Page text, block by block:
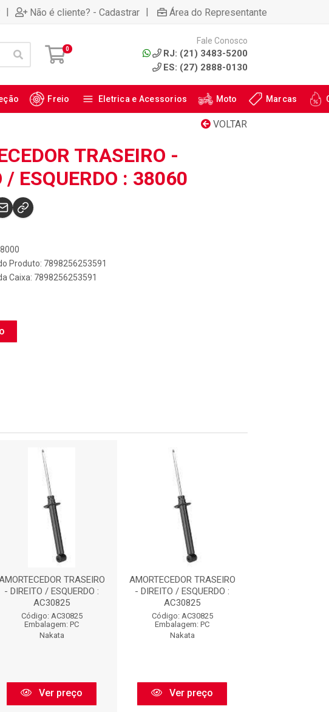
| Não é cliente? - Cadastrar | Área do Representante
0
Fale Conosco
RJ: (21) 3483-5200
ES: (27) 2888-0130
Freio Eletrica e Acessorios Moto Marcas
VOLTAR
TRASEIRO -
/ ESQUERDO : 38060
Produto: 7898256253591
Caixa: 7898256253591
TRASEIRO
- DIREITO / ESQUERDO :
AC30825
Código: AC30825
Embalagem: PC
Nakata
Ver preço
AMORTECEDOR TRASEIRO
- DIREITO / ESQUERDO :
AC30825
Código: AC30825
Embalagem: PC
Nakata
Ver preço